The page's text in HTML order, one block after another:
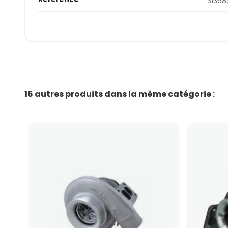
16 autres produits dans la même catégorie :